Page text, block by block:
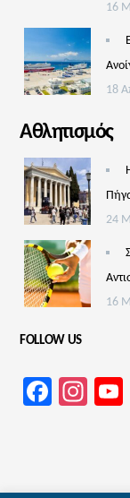
16
18
Αθλητισμός
24
16
FOLLOW US